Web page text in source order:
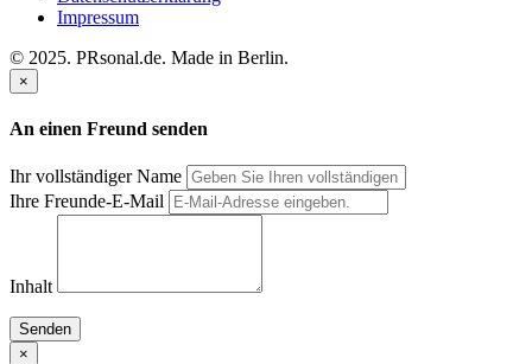
Impressum
© 2025. PRsonal.de. Made in Berlin.
×
An einen Freund senden
Ihr vollständiger Name
Ihre Freunde-E-Mail
Inhalt
Senden
×